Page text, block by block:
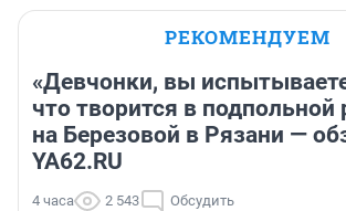
РЕКОМЕНДУЕМ
«Девчонки, вы
что творится в
на Березовой в Рязани —
YA62.RU
4 часа 2 543 Обсудить